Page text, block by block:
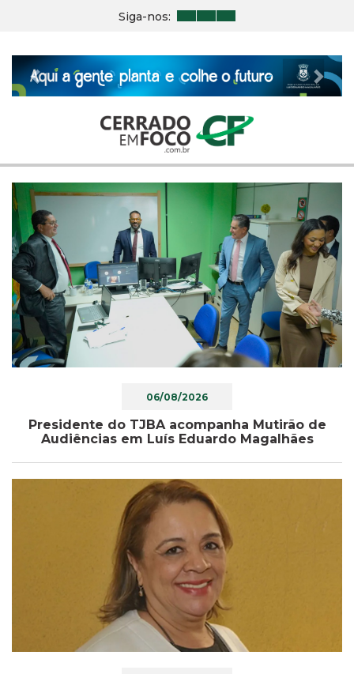
Siga-nos:
Previous Next
06/08/2026
Presidente do TJBA acompanha Mutirão de
Audiências em Luís Eduardo Magalhães